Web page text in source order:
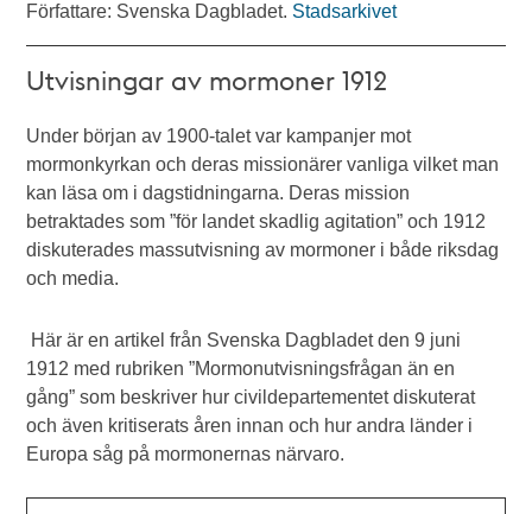
Författare: Svenska Dagbladet. Stadsarkivet
Utvisningar av mormoner 1912
Under början av 1900-talet var kampanjer mot
mormonkyrkan och deras missionärer vanliga vilket man
kan läsa om i dagstidningarna. Deras mission
betraktades som ”för landet skadlig agitation” och 1912
diskuterades massutvisning av mormoner i både riksdag
och media.
Här är en artikel från Svenska Dagbladet den 9 juni
1912 med rubriken ”Mormonutvisningsfrågan än en
gång” som beskriver hur civildepartementet diskuterat
och även kritiserats åren innan och hur andra länder i
Europa såg på mormonernas närvaro.